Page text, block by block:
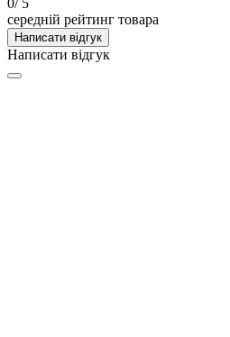
середній рейтинг товара
Написати відгук
Написати відгук